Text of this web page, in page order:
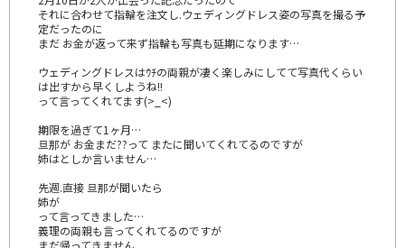
それに合わせて指輪を注文し.ウェディングドレス姿の写真を撮る予
定だったのに
まだ お金が返って来ず指輪も写真も延期になります…
ウェディングドレスはｳﾁの両親が凄く楽しみにしてて写真代くらい
は出すから早くしようね!!
って言ってくれてます(>_<)
期限を過ぎて1ヶ月…
旦那が お金まだ??って またに聞いてくれてるのですが
姉はとしか言いません…
先週.直接 旦那が聞いたら
姉が
って言ってきました…
義理の両親も言ってくれてるのですが
まだ帰ってきません